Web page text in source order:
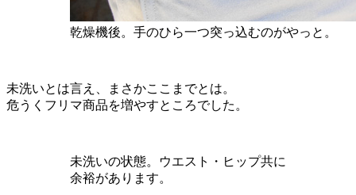
乾燥機後。手のひら一つ突っ込むのがやっと。
未洗いとは言え、まさかここまでとは。
危うくフリマ商品を増やすところでした。
未洗いの状態。ウエスト・ヒップ共に
余裕があります。